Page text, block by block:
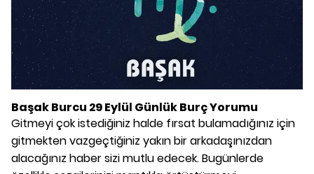
Başak Burcu 29 Eylül Günlük Burç Yorumu
Gitmeyi çok istediğiniz halde fırsat bulamadığınız için
gitmekten vazgeçtiğiniz yakın bir arkadaşınızdan
alacağınız haber sizi mutlu edecek. Bugünlerde